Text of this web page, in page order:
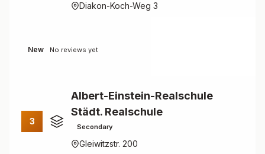
Diakon-Koch-Weg 3
New No reviews yet
3
Albert-Einstein-Realschule
Städt. Realschule
Secondary
Gleiwitzstr. 200